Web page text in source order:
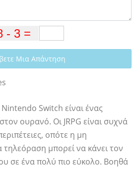
Μια Απάντηση
Nintendo Switch είναι ένας
ουρανό. Οι JRPG είναι συχνά
οπότε η μη
μπορεί να κάνει τον
σε ένα πολύ πιο εύκολο. Βοηθά